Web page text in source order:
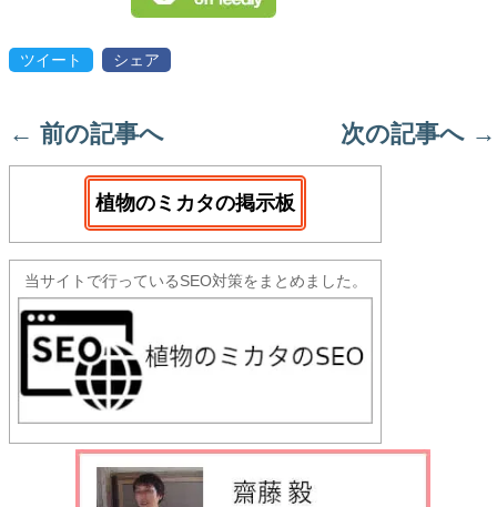
ツイート シェア
← 前の記事へ 次の記事へ →
植物のミカタの掲示板
当サイトで行っているSEO対策をまとめました。